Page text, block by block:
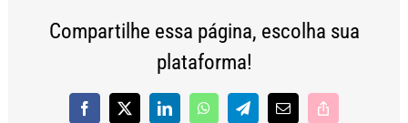
Compartilhe essa página, escolha sua
plataforma!
Facebook
X LinkedInWhatsAppTelegram
E-
Copy